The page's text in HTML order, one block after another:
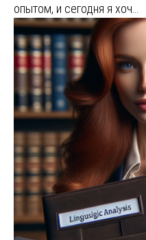
опытом, и сегодня я хоч…